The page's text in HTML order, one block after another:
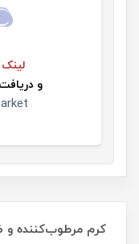
لینک
و
کرم مرطوب‌کننده و